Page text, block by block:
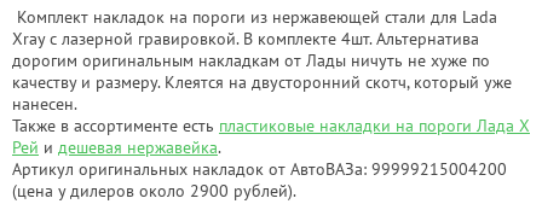
Комплект накладок на пороги из нержавеющей стали для Lada
Xray с лазерной гравировкой. В комплекте 4шт. Альтернатива
дорогим оригинальным накладкам от Лады ничуть не хуже по
качеству и размеру. Клеятся на двусторонний скотч, который уже
нанесен.
Также в ассортименте есть пластиковые накладки на пороги Лада Х
Рей и дешевая нержавейка.
Артикул оригинальных накладок от АвтоВАЗа: 99999215004200
(цена у дилеров около 2900 рублей).